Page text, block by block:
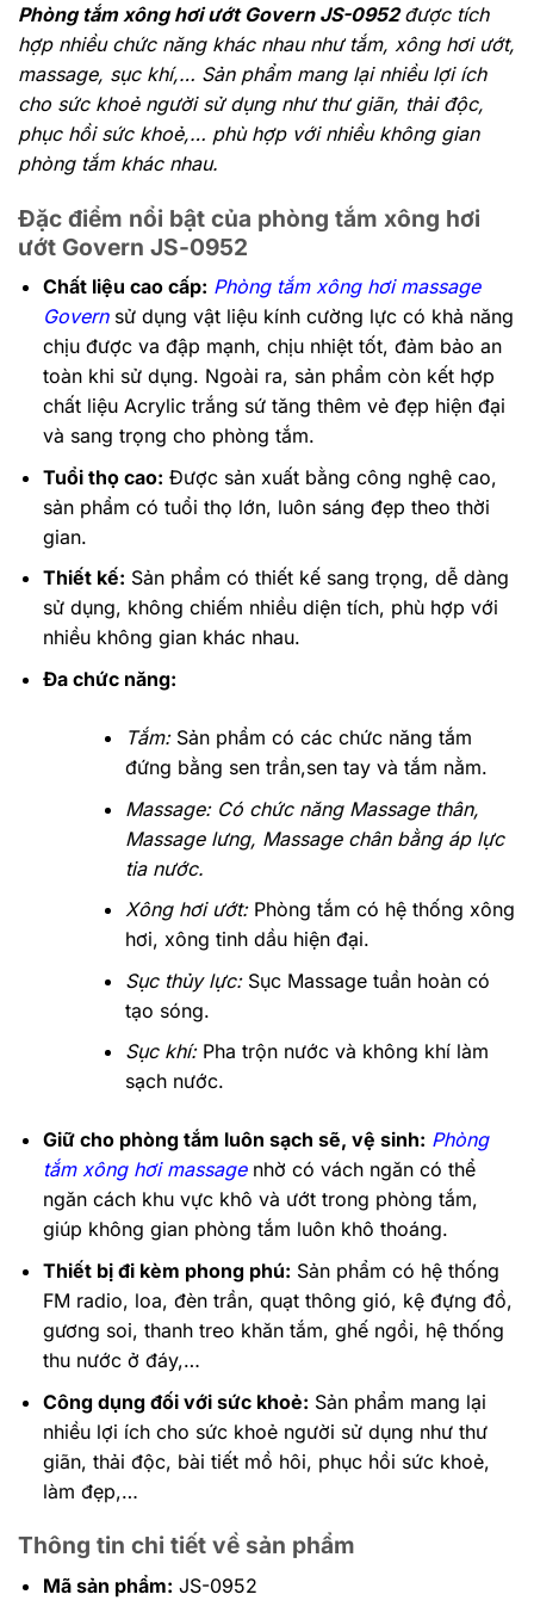
Phòng tắm xông hơi ướt Govern JS-0952được tích
hợp nhiều chức năng khác nhau như tắm, xông hơi ướt,
massage, sục khí,… Sản phẩm mang lại nhiều lợi ích
cho sức khoẻ người sử dụng như thư giãn, thải độc,
phục hồi sức khoẻ,… phù hợp với nhiều không gian
phòng tắm khác nhau.
Đặc điểm nổi bật của phòng tắm xông hơi
ướt Govern JS-0952
Chất liệu cao cấp: Phòng tắm xông hơi massage
Governsử dụng vật liệu kính cường lực có khả năng
chịu được va đập mạnh, chịu nhiệt tốt, đảm bảo an
toàn khi sử dụng. Ngoài ra, sản phẩm còn kết hợp
chất liệu Acrylic trắng sứ tăng thêm vẻ đẹp hiện đại
và sang trọng cho phòng tắm.
Tuổi thọ cao: Được sản xuất bằng công nghệ cao,
sản phẩm có tuổi thọ lớn, luôn sáng đẹp theo thời
gian.
Thiết kế: Sản phẩm có thiết kế sang trọng, dễ dàng
sử dụng, không chiếm nhiều diện tích, phù hợp với
nhiều không gian khác nhau.
Đa chức năng:
Tắm:Sản phẩm có các chức năng tắm
đứng bằng sen trần,sen tay và tắm nằm.
Massage: Có chức năng Massage thân,
Massage lưng, Massage chân bằng áp lực
tia nước.
Xông hơi ướt: Phòng tắm có hệ thống xông
hơi, xông tinh dầu hiện đại.
Sục thủy lực:Sục Massage tuần hoàn có
tạo sóng.
Sục khí:Pha trộn nước và không khí làm
sạch nước.
Giữ cho phòng tắm luôn sạch sẽ, vệ sinh: Phòng
tắm xông hơi massagenhờ có vách ngăn có thể
ngăn cách khu vực khô và ướt trong phòng tắm,
giúp không gian phòng tắm luôn khô thoáng.
Thiết bị đi kèm phong phú: Sản phẩm có hệ thống
FM radio, loa, đèn trần, quạt thông gió, kệ đựng đồ,
gương soi, thanh treo khăn tắm, ghế ngồi, hệ thống
thu nước ở đáy,…
Công dụng đối với sức khoẻ: Sản phẩm mang lại
nhiều lợi ích cho sức khoẻ người sử dụng như thư
giãn, thải độc, bài tiết mồ hôi, phục hồi sức khoẻ,
làm đẹp,…
Thông tin chi tiết về sản phẩm
Mã sản phẩm: JS-0952